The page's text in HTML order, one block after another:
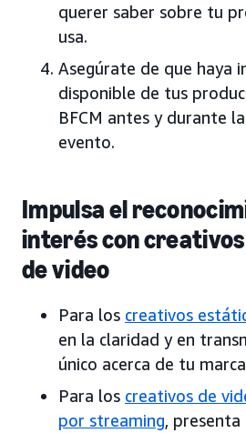
querer saber sobre tu
usa.
Asegúrate de que haya
disponible de tus
BFCM antes y durante
evento.
Impulsa el
interés con
de video
Para los creativos
en la claridad y en
único acerca de tu
Para los creativos de
por streaming, presenta